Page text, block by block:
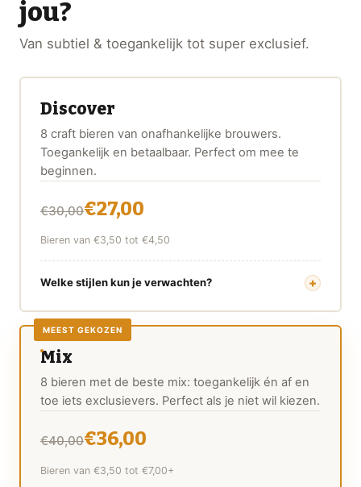
jou?
Van subtiel & toegankelijk tot super exclusief.
Discover
8 craft bieren van onafhankelijke brouwers.
Toegankelijk en betaalbaar. Perfect om mee te
beginnen.
€30,00€27,00
Bieren van €3,50 tot €4,50
Welke stijlen kun je verwachten?
MEEST GEKOZEN
Mix
8 bieren met de beste mix: toegankelijk én af en
toe iets exclusievers. Perfect als je niet wil kiezen.
€40,00€36,00
Bieren van €3,50 tot €7,00+